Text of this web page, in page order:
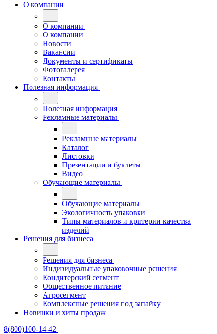
О компании
О компании
О компании
Новости
Вакансии
Документы и сертификаты
Фотогалерея
Контакты
Полезная информация
Полезная информация
Рекламные материалы
Рекламные материалы
Каталог
Листовки
Презентации и буклеты
Видео
Обучающие материалы
Обучающие материалы
Экологичность упаковки
Типы материалов и критерии качества
изделий
Решения для бизнеса
Решения для бизнеса
Индивидуальные упаковочные решения
Кондитерский сегмент
Общественное питание
Агросегмент
Комплексные решения под запайку
Новинки и хиты продаж
8(800)100-14-42